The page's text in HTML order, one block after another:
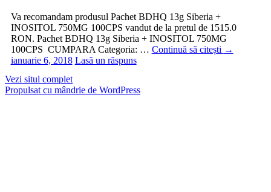
Va recomandam produsul Pachet BDHQ 13g Siberia +
INOSITOL 750MG 100CPS vandut de la pretul de 1515.0
RON. Pachet BDHQ 13g Siberia + INOSITOL 750MG
100CPS CUMPARA Categoria: … Continuă să citești →
ianuarie 6, 2018 Lasă un răspuns
Vezi situl complet
Propulsat cu mândrie de WordPress